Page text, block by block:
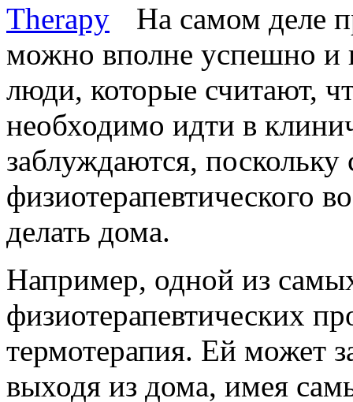
На самом деле
можно вполне успешно и
люди, которые считают,
необходимо идти в
заблуждаются, поскольку
физиотерапевтического
делать дома.
Например, одной из
физиотерапевтических
термотерапия. Ей может
выходя из дома, имея